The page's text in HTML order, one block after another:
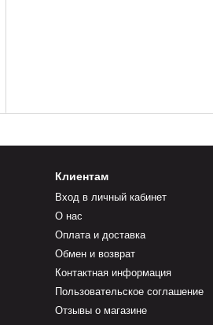
Клиентам
Вход в личный кабинет
О нас
Оплата и доставка
Обмен и возврат
Контактная информация
Пользовательское соглашение
Отзывы о магазине